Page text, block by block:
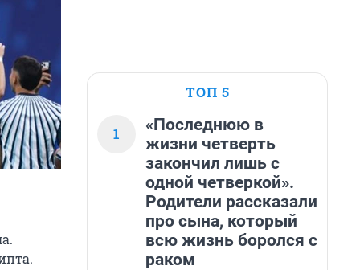
ТОП 5
1
«Последнюю в
жизни четверть
закончил лишь с
одной четверкой».
Родители рассказали
про сына, который
всю жизнь боролся с
раком